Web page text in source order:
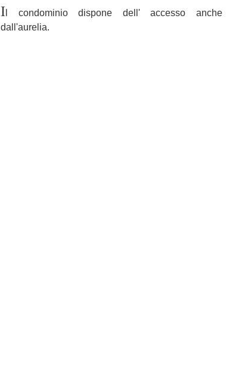
I l condominio dispone dell' accesso anche
dall'aurelia.